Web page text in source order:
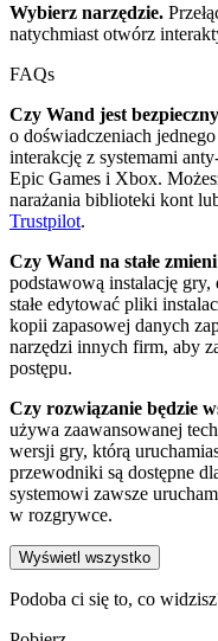
Wybierz narzędzie.
natychmiast otwórz
FAQs
Czy Wand jest
o doświadczeniach
interakcję z systemami
Epic Games i Xbox.
narażania biblioteki kont
Trustpilot.
Czy Wand na stałe
podstawową instalację gry,
stałe edytować pliki
kopii zapasowej danych
narzędzi innych firm, aby
postępu.
Czy rozwiązanie będzie
używa zaawansowanej
wersji gry, którą
przewodniki są dostępne
systemowi zawsze
w rozgrywce.
Wyświetl wszystko
Podoba ci się to, co